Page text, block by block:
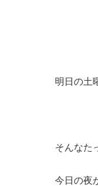
明日の土
そんなた
今日の夜